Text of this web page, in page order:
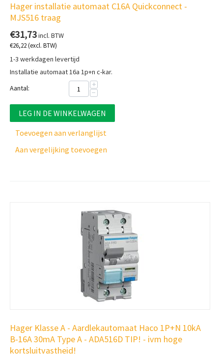
Hager installatie automaat C16A Quickconnect -
MJS516 traag
€31,73incl. BTW
€26,22(excl. BTW)
1-3 werkdagen levertijd
Installatie automaat 16a 1p+n c-kar.
Aantal:
+
−
LEG IN DE WINKELWAGEN
Toevoegen aan verlanglijst
Aan vergelijking toevoegen
Hager Klasse A - Aardlekautomaat Haco 1P+N 10kA
B-16A 30mA Type A - ADA516D TIP! - ivm hoge
kortsluitvastheid!